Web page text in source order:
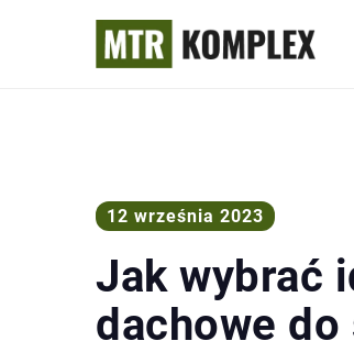
12 września 2023
Jak wybrać
dachowe